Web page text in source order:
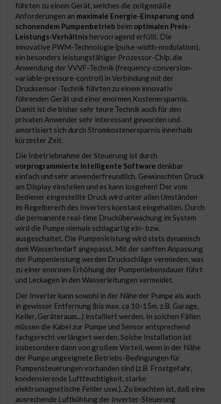
führten zu einem Gerät, welches die zeitgemäße
Anforderungen an maximale Energie-Einsparung und
schonendem Pumpenbetrieb beim optimalen Preis-
Leistungs-Verhältnis hervorragend erfüllt. Die
innovative PWM-Technologie (pulse-width-modulation),
ein besonders leistungsfähiger Prozessor-Chip, die
Anwendung der VVVF-Technik (frequency-conversion-
variable-pressure-control) in Verbindung mit der
Drucksensor-Technik führten zu einem innovativ
führenden Gerät und einer enormen Kostenersparnis.
Damit ist die bisher sehr teure Technik auch für den
privaten Anwender sehr interessant geworden und
amortisiert sich durch Stromkostenersparnis innerhalb
kürzester Zeit.
Die Inbetriebnahme der Steuerung ist durch
vorprogrammierte intelligente Software denkbar
einfach und sehr anwenderfreundlich. Gewünschten Druck
am Display einstellen und es kann losgehen! Der vom
Bediener eingestellte Druck wird unter allen Umständen
im Regelberech des Inverters konstant eingehalten. Durch
die permanente real-time Drucküberwachung im System
wird die Pumpe niemals schlagartig ein- bzw.
ausgeschaltet. Die Pumpenleistung wird stets dynamisch
dem Wasserbedarf angepasst. Mit der sanften Anpassung
der Pumpenleistung werden Druckschläge vermieden, was
zu einer enormen Erhöhung der Pumpenlebensdauer führt
und Leckagen in den Wasserleitungen vermeidet.
Der Inverter kann sowohl in der Nähe der Pumpe als auch
in gewisser Entfernung (bis max. ca 10-15m, z.B. Garage,
Keller, Geräteraum...) installiert werden. In solchen Fällen
müssen die Kabel zur Pumpe und Sensor entsprechend
fachgerecht verlängert werden. Solche Installation ist
insbesondere dann von großem Vorteil, wenn in der Nähe
der Pumpe ungeeignete Betriebs-Bedingungen für
Pumpensteuerungen vorhanden sind (z.B. Frostgefahr,
kondensierende Luftfeuchtigkeit, starke
elektromagnetische Felder usw.). Zu beachten ist, daß eine
ausrechende Luftkühlung der Inverter-Steuerung